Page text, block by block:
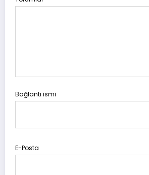
Bağlantı ismi
E-Posta